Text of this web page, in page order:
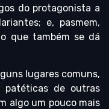
do protagonista a
e, pasmem,
que também se dá
lugares comuns,
patéticas de outras
algo um pouco mais